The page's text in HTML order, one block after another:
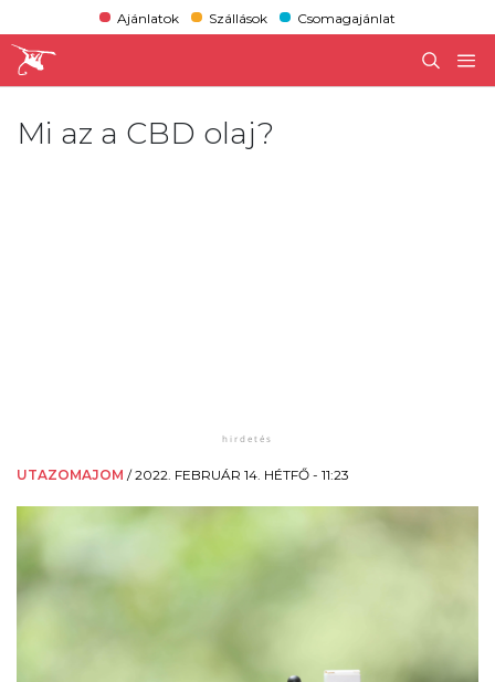
Ajánlatok Szállások Csomagajánlat
Mi az a CBD olaj?
UTAZOMAJOM /2022. FEBRUÁR 14. HÉTFŐ - 11:23